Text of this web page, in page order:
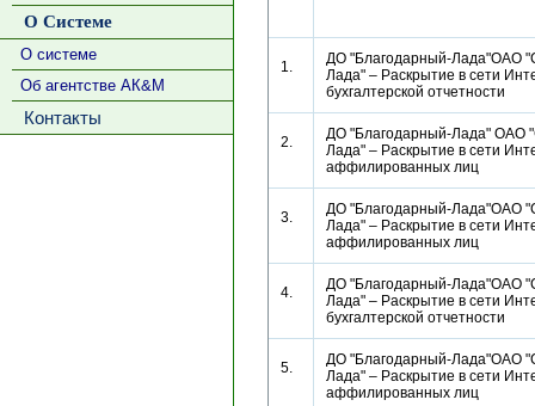
О Системе
О системе
Об агентстве АК&М
Контакты
1.
ДО "Благодарный-Лада"ОАО
Лада" – Раскрытие в сети
бухгалтерской отчетности
2.
ДО "Благодарный-Лада" ОАО
Лада" – Раскрытие в сети
аффилированных лиц
3.
ДО "Благодарный-Лада"ОАО
Лада" – Раскрытие в сети
аффилированных лиц
4.
ДО "Благодарный-Лада"ОАО
Лада" – Раскрытие в сети
бухгалтерской отчетности
5.
ДО "Благодарный-Лада"ОАО
Лада" – Раскрытие в сети
аффилированных лиц